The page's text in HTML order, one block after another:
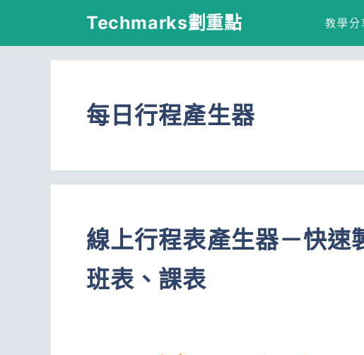
Techmarks劃重點 教學分
每日行程產生器
線上行程表產生器－快速
班表、課表